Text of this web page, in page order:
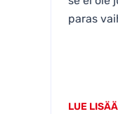
paras
LUE LISÄÄ